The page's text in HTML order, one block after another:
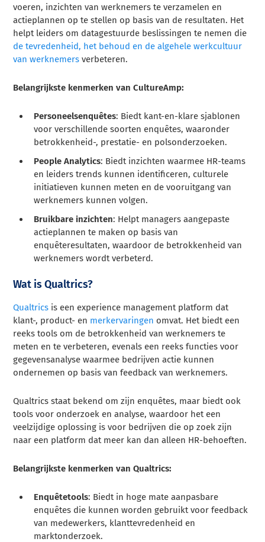
voeren, inzichten van werknemers te verzamelen en
actieplannen op te stellen op basis van de resultaten. Het
helpt leiders om datagestuurde beslissingen te nemen die
de tevredenheid, het behoud en de algehele werkcultuur
van werknemers verbeteren.
Belangrijkste kenmerken van CultureAmp:
Personeelsenquêtes: Biedt kant-en-klare sjablonen
voor verschillende soorten enquêtes, waaronder
betrokkenheid-, prestatie- en polsonderzoeken.
People Analytics: Biedt inzichten waarmee HR-teams
en leiders trends kunnen identificeren, culturele
initiatieven kunnen meten en de vooruitgang van
werknemers kunnen volgen.
Bruikbare inzichten: Helpt managers aangepaste
actieplannen te maken op basis van
enquêteresultaten, waardoor de betrokkenheid van
werknemers wordt verbeterd.
Wat is Qualtrics?
Qualtrics is een experience management platform dat
klant-, product- en merkervaringen omvat. Het biedt een
reeks tools om de betrokkenheid van werknemers te
meten en te verbeteren, evenals een reeks functies voor
gegevensanalyse waarmee bedrijven actie kunnen
ondernemen op basis van feedback van werknemers.
Qualtrics staat bekend om zijn enquêtes, maar biedt ook
tools voor onderzoek en analyse, waardoor het een
veelzijdige oplossing is voor bedrijven die op zoek zijn
naar een platform dat meer kan dan alleen HR-behoeften.
Belangrijkste kenmerken van Qualtrics:
Enquêtetools: Biedt in hoge mate aanpasbare
enquêtes die kunnen worden gebruikt voor feedback
van medewerkers, klanttevredenheid en
marktonderzoek.